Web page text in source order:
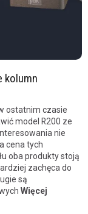
kolumn
ostatnim czasie
model R200 ze
nie
cena tych
oba produkty stoją
zachęca do
są
Więcej